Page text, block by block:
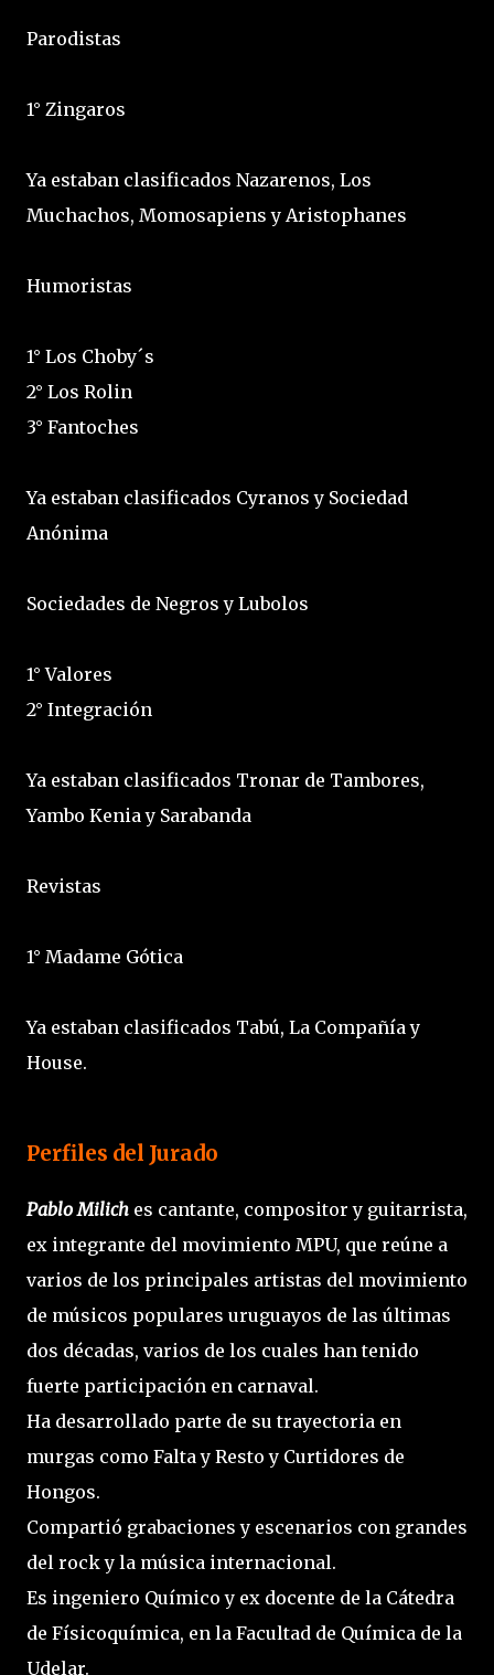
Parodistas
1° Zingaros
Ya estaban clasificados Nazarenos, Los
Muchachos, Momosapiens y Aristophanes
Humoristas
1° Los Choby´s
2° Los Rolin
3° Fantoches
Ya estaban clasificados Cyranos y Sociedad
Anónima
Sociedades de Negros y Lubolos
1° Valores
2° Integración
Ya estaban clasificados Tronar de Tambores,
Yambo Kenia y Sarabanda
Revistas
1° Madame Gótica
Ya estaban clasificados Tabú, La Compañía y
House.
Perfiles del Jurado
Pablo Milich es cantante, compositor y guitarrista,
ex integrante del movimiento MPU, que reúne a
varios de los principales artistas del movimiento
de músicos populares uruguayos de las últimas
dos décadas, varios de los cuales han tenido
fuerte participación en carnaval.
Ha desarrollado parte de su trayectoria en
murgas como Falta y Resto y Curtidores de
Hongos.
Compartió grabaciones y escenarios con grandes
del rock y la música internacional.
Es ingeniero Químico y ex docente de la Cátedra
de Físicoquímica, en la Facultad de Química de la
Udelar.